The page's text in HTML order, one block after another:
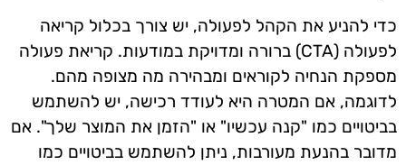
כדי להניע את הקהל לפעולה, יש צורך בכלול קריאה
לפעולה (CTA) ברורה ומדויקת במודעות. קריאת פעולה
מספקת הנחיה לקוראים ומבהירה מה מצופה מהם.
לדוגמה, אם המטרה היא לעודד רכישה, יש להשתמש
בביטויים כמו "קנה עכשיו" או "הזמן את המוצר שלך". אם
מדובר בהנעת מעורבות, ניתן להשתמש בביטויים כמו